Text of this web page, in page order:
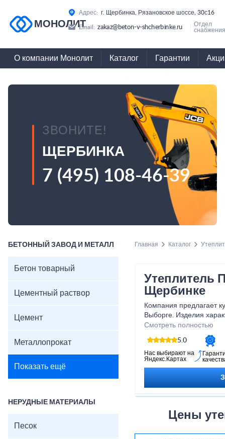
МОНОЛИТ
Адрес: г. Щербинка, Рязановское шоссе, 30с16
Email: zakaz@beton-v-shcherbinke.ru
Отдел
О компании Монолит Каталог Гарантии
ЗВОНИТЕ!
ЩЕРБИНКА
7 (495) 108-46-39
БЕТОННЫЙ ЗАВОД И МЕТАЛЛ
Бетон товарный
Цементный раствор
Цемент
Металлопрокат
Показать ещё
НЕРУДНЫЕ МАТЕРИАЛЫ
Песок
Главная Каталог
Утеплитель
Щербинке
Компания предлагает
Выборге. Изделия
качественными
Спешите оформить
ограничено. Работы по
предполагают
Смотреть полностью
5.0
Нас выбирают на
Яндекс.Картах
Цены